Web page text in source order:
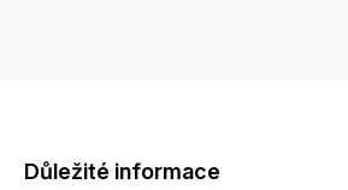
Důležité informace